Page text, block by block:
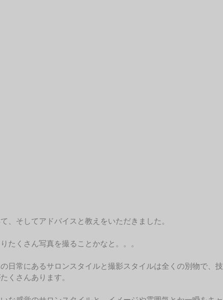
、そしてアドバイスと教えをいただきました。
たくさん写真を撮ることかなと。。。
日常にあるサロンスタイルと撮影スタイルは全くの別物で、技
くさんあります。